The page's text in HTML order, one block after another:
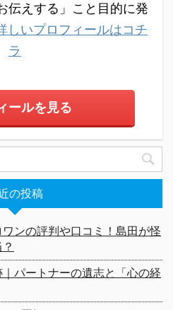
伝えする」こと目的に発
しいプロフィールはコチ
ラ
ールを見る
の投稿
ンの評判や口コミ！島田が怪
パートナーの遺志と「心の経